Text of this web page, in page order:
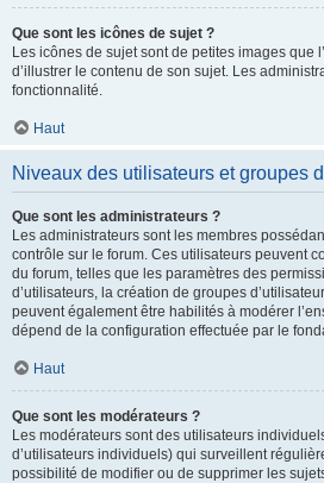
Que sont les icônes de sujet ?
Les icônes de sujet sont de petites images que
d’illustrer le contenu de son sujet. Les
fonctionnalité.
Haut
Niveaux des utilisateurs et groupes
Que sont les administrateurs ?
Les administrateurs sont les membres
contrôle sur le forum. Ces utilisateurs peuvent
du forum, telles que les paramètres des
d’utilisateurs, la création de groupes
peuvent également être habilités à modérer
dépend de la configuration effectuée par le
Haut
Que sont les modérateurs ?
Les modérateurs sont des utilisateurs
d’utilisateurs individuels) qui surveillent
possibilité de modifier ou de supprimer les